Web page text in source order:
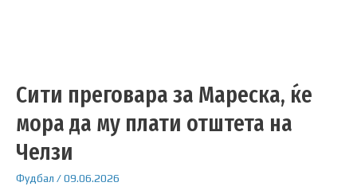
Сити преговара за Мареска, ќе
мора да му плати отштета на
Челзи
Фудбал /09.06.2026